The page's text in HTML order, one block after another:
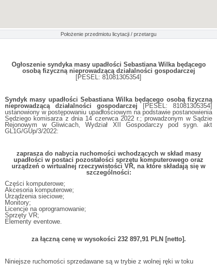
Położenie przedmiotu licytacji / przetargu
Ogłoszenie syndyka masy upadłości Sebastiana Wilka będącego
osobą fizyczną nieprowadzącą działalności gospodarczej
[PESEL: 81081305354]
Syndyk masy upadłości Sebastiana Wilka będącego osobą fizyczną
nieprowadzącą działalności gospodarczej [PESEL: 81081305354]
ustanowiony w postępowaniu upadłościowym na podstawie postanowienia
Sędziego komisarza z dnia 14 czerwca 2022 r.; prowadzonym w Sądzie
Rejonowym w Gliwicach, Wydział XII Gospodarczy pod sygn. akt
GL1G/GUp/3/2022:
zaprasza do nabycia ruchomości wchodzących w skład masy
upadłości w postaci pozostałości sprzętu komputerowego oraz
urządzeń o wirtualnej rzeczywistości VR, na które składają się w
szczególności:
Części komputerowe;
Akcesoria komputerowe;
Urządzenia sieciowe;
Monitory;
Licencje na oprogramowanie;
Sprzęty VR;
Elementy eventowe.
za łączną cenę w wysokości 232 897,91 PLN [netto].
Niniejsze ruchomości sprzedawane są w trybie z wolnej ręki w toku